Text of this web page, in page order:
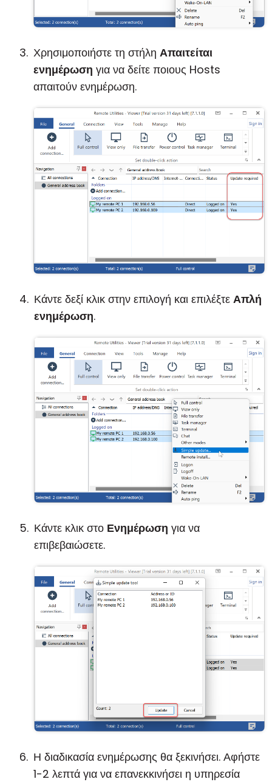
Χρησιμοποιήστε τη στήλη Απαιτείται
ενημέρωση για να δείτε ποιους Hosts
απαιτούν ενημέρωση.
Κάντε δεξί κλικ στην επιλογή και επιλέξτε Απλή
ενημέρωση.
Κάντε κλικ στο Ενημέρωση για να
επιβεβαιώσετε.
Η διαδικασία ενημέρωσης θα ξεκινήσει. Αφήστε
1-2 λεπτά για να επανεκκινήσει η υπηρεσία